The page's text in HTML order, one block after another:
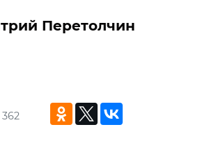
Перетолчин
362